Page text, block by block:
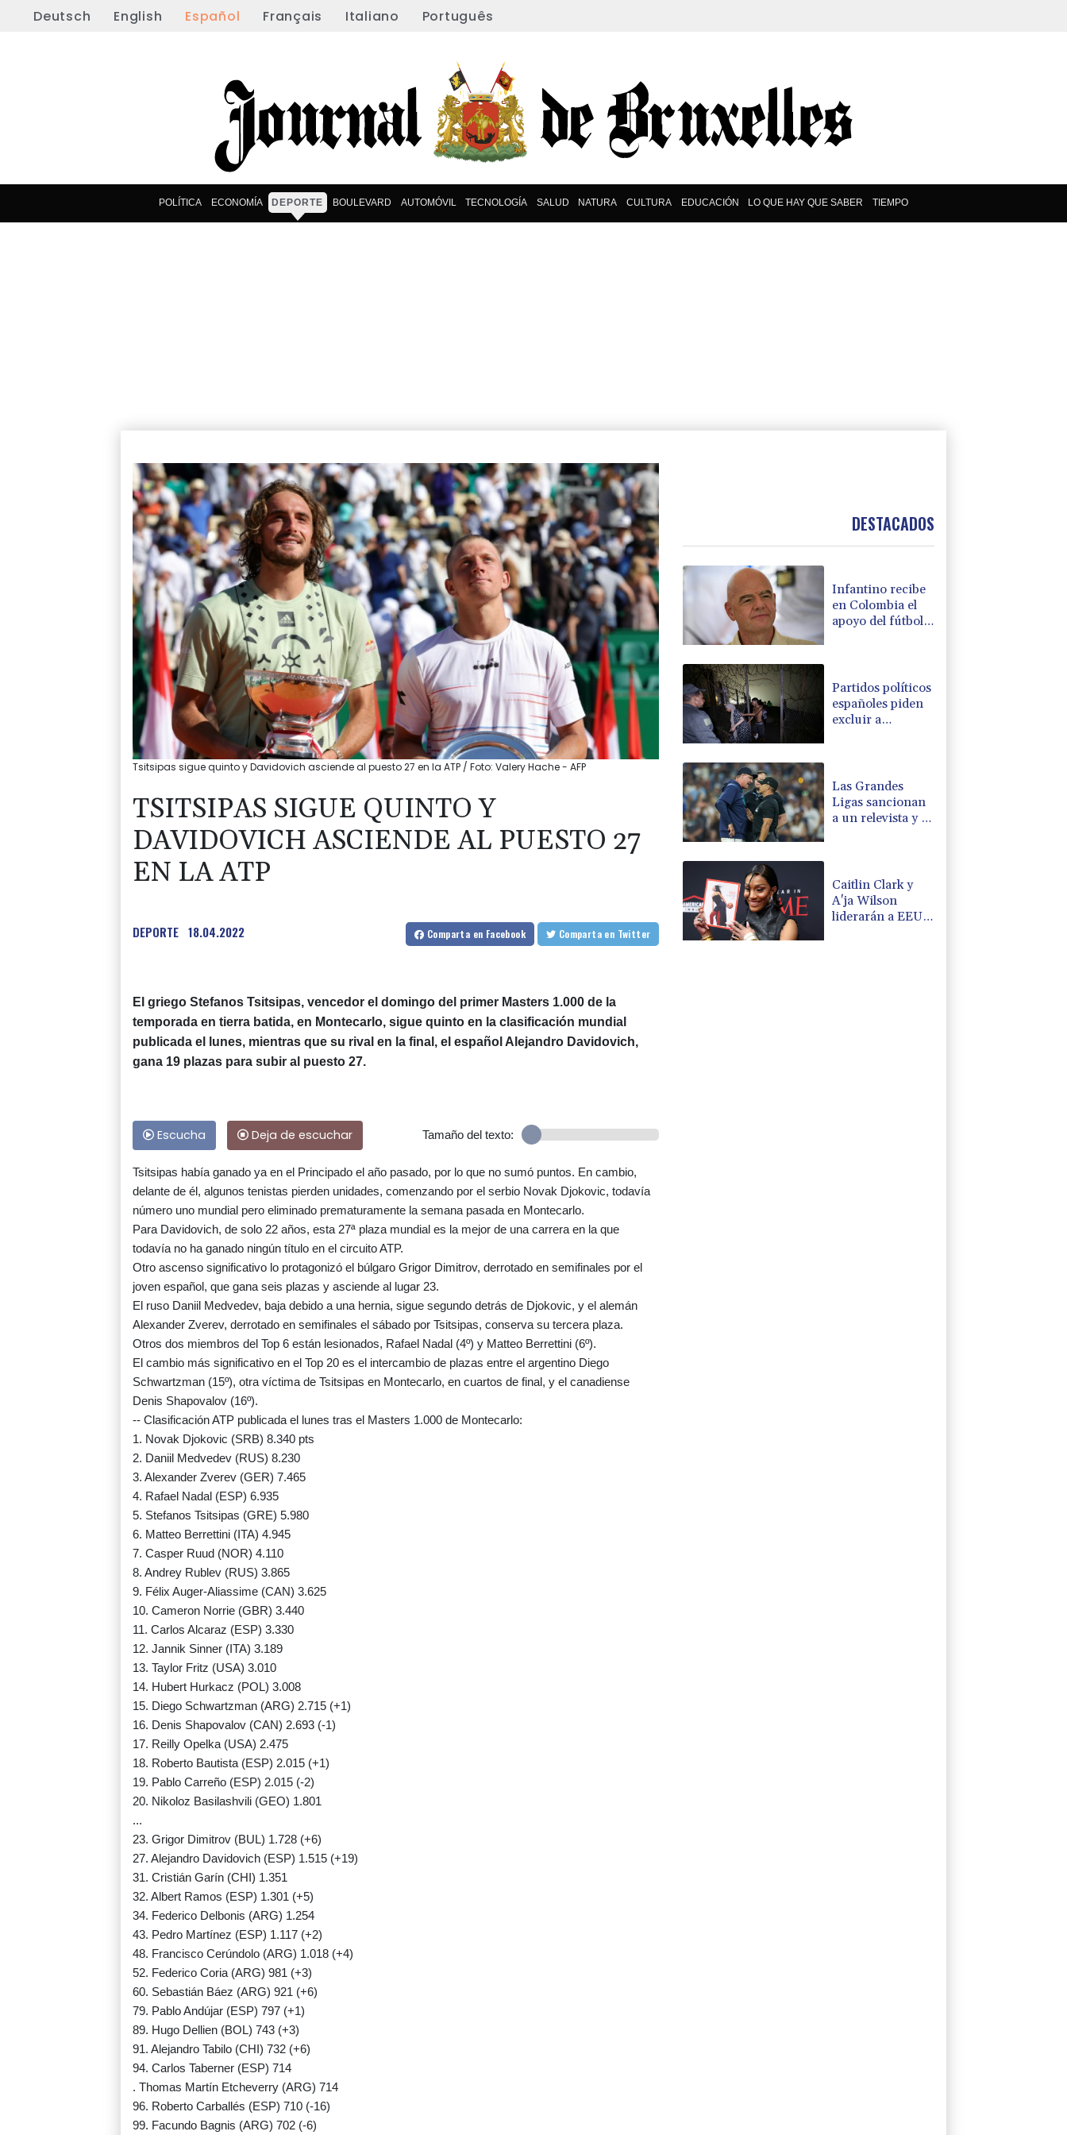
Deutsch English Español Français Italiano Português
POLÍTICA ECONOMÍA DEPORTE BOULEVARD AUTOMÓVIL TECNOLOGÍA SALUD NATURA CULTURA EDUCACIÓN LO QUE HAY QUE SABER TIEMPO
Tsitsipas sigue quinto y Davidovich asciende al puesto 27 en la ATP / Foto: Valery Hache - AFP
TSITSIPAS SIGUE QUINTO Y
DAVIDOVICH ASCIENDE AL PUESTO 27
EN LA ATP
DEPORTE 18.04.2022 Comparta en Facebook Comparta en Twitter
El griego Stefanos Tsitsipas, vencedor el domingo del primer Masters 1.000 de la
temporada en tierra batida, en Montecarlo, sigue quinto en la clasificación mundial
publicada el lunes, mientras que su rival en la final, el español Alejandro Davidovich,
gana 19 plazas para subir al puesto 27.
Escucha Deja de escuchar Tamaño del texto:
Tsitsipas había ganado ya en el Principado el año pasado, por lo que no sumó puntos. En cambio,
delante de él, algunos tenistas pierden unidades, comenzando por el serbio Novak Djokovic, todavía
número uno mundial pero eliminado prematuramente la semana pasada en Montecarlo.
Para Davidovich, de solo 22 años, esta 27ª plaza mundial es la mejor de una carrera en la que
todavía no ha ganado ningún título en el circuito ATP.
Otro ascenso significativo lo protagonizó el búlgaro Grigor Dimitrov, derrotado en semifinales por el
joven español, que gana seis plazas y asciende al lugar 23.
El ruso Daniil Medvedev, baja debido a una hernia, sigue segundo detrás de Djokovic, y el alemán
Alexander Zverev, derrotado en semifinales el sábado por Tsitsipas, conserva su tercera plaza.
Otros dos miembros del Top 6 están lesionados, Rafael Nadal (4º) y Matteo Berrettini (6º).
El cambio más significativo en el Top 20 es el intercambio de plazas entre el argentino Diego
Schwartzman (15º), otra víctima de Tsitsipas en Montecarlo, en cuartos de final, y el canadiense
Denis Shapovalov (16º).
-- Clasificación ATP publicada el lunes tras el Masters 1.000 de Montecarlo:
1. Novak Djokovic (SRB) 8.340 pts
2. Daniil Medvedev (RUS) 8.230
3. Alexander Zverev (GER) 7.465
4. Rafael Nadal (ESP) 6.935
5. Stefanos Tsitsipas (GRE) 5.980
6. Matteo Berrettini (ITA) 4.945
7. Casper Ruud (NOR) 4.110
8. Andrey Rublev (RUS) 3.865
9. Félix Auger-Aliassime (CAN) 3.625
10. Cameron Norrie (GBR) 3.440
11. Carlos Alcaraz (ESP) 3.330
12. Jannik Sinner (ITA) 3.189
13. Taylor Fritz (USA) 3.010
14. Hubert Hurkacz (POL) 3.008
15. Diego Schwartzman (ARG) 2.715 (+1)
16. Denis Shapovalov (CAN) 2.693 (-1)
17. Reilly Opelka (USA) 2.475
18. Roberto Bautista (ESP) 2.015 (+1)
19. Pablo Carreño (ESP) 2.015 (-2)
20. Nikoloz Basilashvili (GEO) 1.801
...
23. Grigor Dimitrov (BUL) 1.728 (+6)
27. Alejandro Davidovich (ESP) 1.515 (+19)
31. Cristián Garín (CHI) 1.351
32. Albert Ramos (ESP) 1.301 (+5)
34. Federico Delbonis (ARG) 1.254
43. Pedro Martínez (ESP) 1.117 (+2)
48. Francisco Cerúndolo (ARG) 1.018 (+4)
52. Federico Coria (ARG) 981 (+3)
60. Sebastián Báez (ARG) 921 (+6)
79. Pablo Andújar (ESP) 797 (+1)
89. Hugo Dellien (BOL) 743 (+3)
91. Alejandro Tabilo (CHI) 732 (+6)
94. Carlos Taberner (ESP) 714
. Thomas Martín Etcheverry (ARG) 714
96. Roberto Carballés (ESP) 710 (-16)
99. Facundo Bagnis (ARG) 702 (-6)
DESTACADOS
Infantino recibe
en Colombia el
apoyo del fútbol
Partidos políticos
españoles piden
excluir a
Las Grandes
Ligas sancionan
a un relevista y al
Caitlin Clark y
A'ja Wilson
liderarán a EEUU